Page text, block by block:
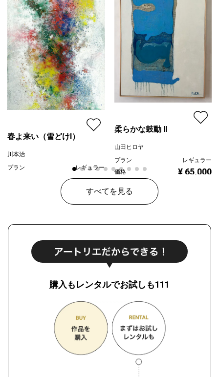
春よ来い（雪どけⅠ）
川本治
プラン
レギュラー
¥ 80,000
柔らかな鼓動 Ⅱ
山田ヒロヤ
プラン
レギュラー
価格
¥ 65,000
すべてを見る
購入もレンタルでお試しも111